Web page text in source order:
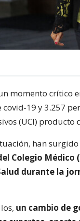
momento crítico
covid-19 y 3.257
(UCI) producto
han
Colegio Médico
durante la
un cambio de